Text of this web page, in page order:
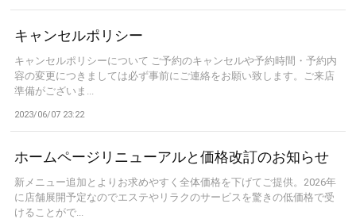
キャンセルポリシー
キャンセルポリシーについて ご予約のキャンセルや予約時間・予約内
容の変更につきましては必ず事前にご連絡をお願い致します。ご来店
準備がございま...
2023/06/07 23:22
ホームページリニューアルと価格改訂のお知らせ
新メニュー追加とよりお求めやすく全体価格を下げてご提供。2026年
に店舗展開予定なのでエステやリラクのサービスを驚きの低価格で受
けることがで...